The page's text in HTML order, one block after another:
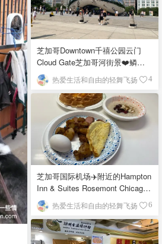
芝加哥Downtown千禧公园云门
Cloud Gate芝加哥河街景❤️鳞次
栉比的高楼
热爱生活和自由的轻舞飞扬 4
芝加哥国际机场✈️附近的Hampton
Inn & Suites Rosemont Chicago
O'Hare自助早餐
热爱生活和自由的轻舞飞扬 6